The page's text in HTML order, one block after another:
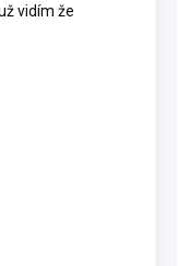
vidím že